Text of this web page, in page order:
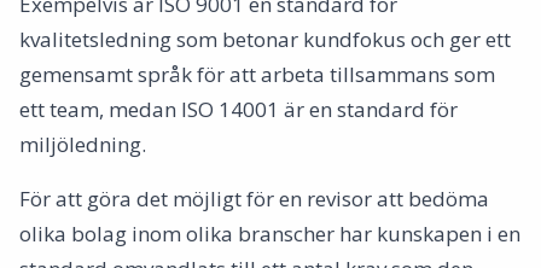
kvalitetsledning som betonar kundfokus och ger ett
gemensamt språk för att arbeta tillsammans som
ett team, medan ISO 14001 är en standard för
miljöledning.
För att göra det möjligt för en revisor att bedöma
olika bolag inom olika branscher har kunskapen i en